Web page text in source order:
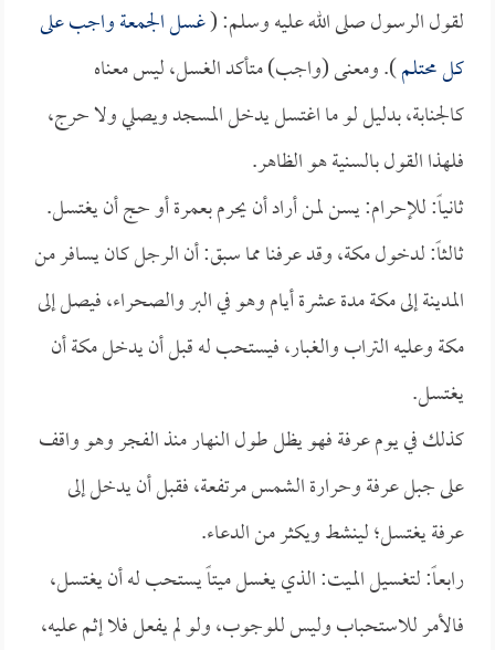
لقول الرسول صلى الله عليه وسلم: (غسل الجمعة واجب على
كل محتلم). ومعنى (واجب) متأكد الغسل، ليس معناه
كالجنابة، بدليل لو ما اغتسل يدخل المسجد ويصلي ولا حرج،
فلهذا القول بالسنية هو الظاهر.
ثانياً: للإحرام: يسن لمن أراد أن يحرم بعمرة أو حج أن يغتسل.
ثالثاً: لدخول مكة، وقد عرفنا مما سبق: أن الرجل كان يسافر من
المدينة إلى مكة مدة عشرة أيام وهو في البر والصحراء، فيصل إلى
مكة وعليه التراب والغبار، فيستحب له قبل أن يدخل مكة أن
يغتسل.
كذلك في يوم عرفة فهو يظل طول النهار منذ الفجر وهو واقف
على جبل عرفة وحرارة الشمس مرتفعة، فقبل أن يدخل إلى
عرفة يغتسل؛ لينشط ويكثر من الدعاء.
رابعاً: لتغسيل الميت: الذي يغسل ميتاً يستحب له أن يغتسل،
فالأمر للاستحباب وليس للوجوب، ولو لم يفعل فلا إثم عليه،